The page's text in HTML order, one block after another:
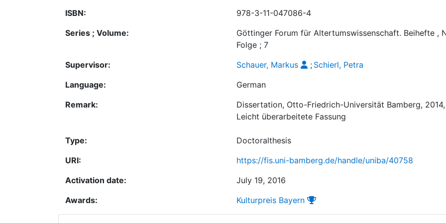
ISBN:
978-3-11-047086-4
Series ; Volume:
Göttinger Forum für Altertumswissenschaft. Beihefte ,
Folge ; 7
Supervisor:
Schauer, Markus ; Schierl, Petra
Language:
German
Remark:
Dissertation, Otto-Friedrich-Universität Bamberg, 2014,
Leicht überarbeitete Fassung
Type:
Doctoralthesis
URI:
https://fis.uni-bamberg.de/handle/uniba/40758
Activation date:
July 19, 2016
Awards:
Kulturpreis Bayern